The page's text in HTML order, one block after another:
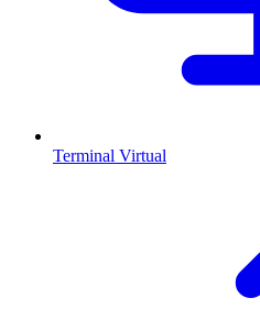
Terminal Virtual